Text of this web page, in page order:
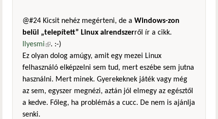
@#24 Kicsit nehéz megérteni, de a Windows-zon
belül „telepített” Linux alrendszerről ír a cikk.
Ilyesmi(külső hivatkozás)
. :-)
Ez olyan dolog amúgy, amit egy mezei Linux
felhasználó elképzelni sem tud, mert eszébe sem jutna
használni. Mert minek. Gyerekeknek játék vagy még
az sem, egyszer megnézi, aztán jól elmegy az egésztől
a kedve. Főleg, ha problémás a cucc. De nem is ajánlja
senki.